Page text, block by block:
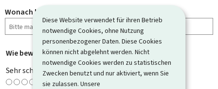
Diese Website verwendet für ihren Betrieb
notwendige Cookies, ohne Nutzung
personenbezogener Daten. Diese Cookies
können nicht abgelehnt werden. Nicht
notwendige Cookies werden zu statistischen
Zwecken benutzt und nur aktiviert, wenn Sie
sie zulassen. Unsere
Wonach haben Sie gesucht?
Wie bewerten Sie diese Seite? *
Sehr schlecht